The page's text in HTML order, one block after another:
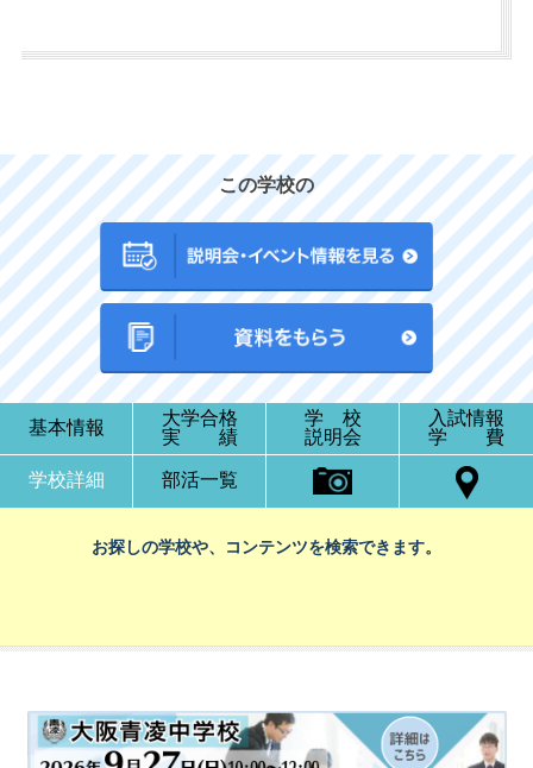
この学校の
基本情報
大学合格
実 績
学 校
説明会
入試情報
学 費
学校詳細 部活一覧
お探しの学校や、コンテンツを検索できます。